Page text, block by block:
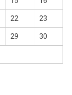
22 23
29 30